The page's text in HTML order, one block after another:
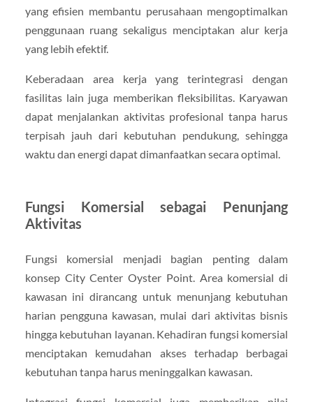
yang efisien membantu perusahaan mengoptimalkan
penggunaan ruang sekaligus menciptakan alur kerja
yang lebih efektif.
Keberadaan area kerja yang terintegrasi dengan
fasilitas lain juga memberikan fleksibilitas. Karyawan
dapat menjalankan aktivitas profesional tanpa harus
terpisah jauh dari kebutuhan pendukung, sehingga
waktu dan energi dapat dimanfaatkan secara optimal.
Fungsi Komersial sebagai Penunjang
Aktivitas
Fungsi komersial menjadi bagian penting dalam
konsep City Center Oyster Point. Area komersial di
kawasan ini dirancang untuk menunjang kebutuhan
harian pengguna kawasan, mulai dari aktivitas bisnis
hingga kebutuhan layanan. Kehadiran fungsi komersial
menciptakan kemudahan akses terhadap berbagai
kebutuhan tanpa harus meninggalkan kawasan.